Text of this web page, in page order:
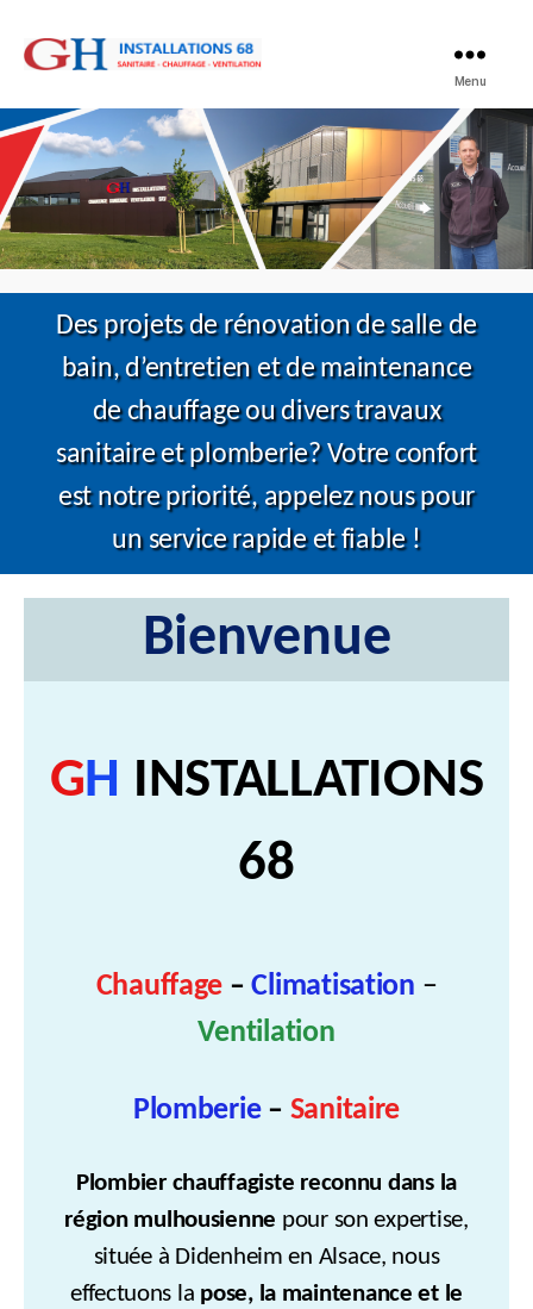
Installations
68
Menu
Des projets de rénovation de salle de
bain, d’entretien et de maintenance
de chauffage ou divers travaux
sanitaire et plomberie? Votre confort
est notre priorité, appelez nous pour
un service rapide et fiable !
Bienvenue
GH INSTALLATIONS
68
Chauffage –Climatisation –
Ventilation
Plomberie– Sanitaire
Plombier chauffagiste reconnu dans la
région mulhousienne pour son expertise,
située à Didenheim en Alsace, nous
effectuons la pose, la maintenance et le